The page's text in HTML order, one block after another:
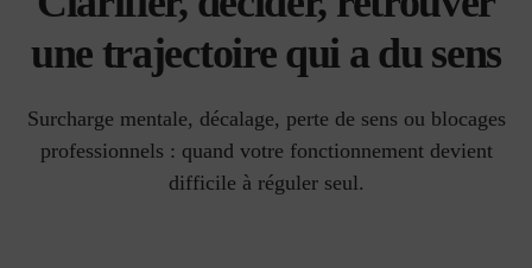
une trajectoire qui a du sens
Surcharge mentale, décalage, perte de sens ou blocages
professionnels : quand votre fonctionnement devient
difficile à réguler seul.